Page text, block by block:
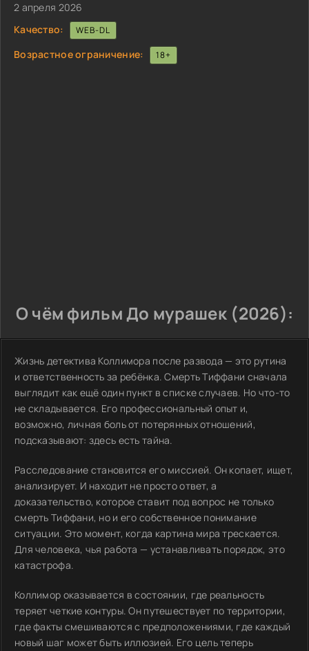
2 апреля 2026
Качество:
WEB-DL
Возрастное ограничение: 18+
О чём фильм До мурашек (2026):
Жизнь детектива Коллимора после развода — это рутина
и ответственность за ребёнка. Смерть Тиффани сначала
выглядит как ещё один пункт в списке случаев. Но что-то
не складывается. Его профессиональный опыт и,
возможно, личная боль от потерянных отношений,
подсказывают: здесь есть тайна.
Расследование становится его миссией. Он копает, ищет,
анализирует. И находит не просто ответ, а
доказательство, которое ставит под вопрос не только
смерть Тиффани, но и его собственное понимание
ситуации. Это момент, когда картина мира трескается.
Для человека, чья работа — устанавливать порядок, это
катастрофа.
Коллимор оказывается в состоянии, где реальность
теряет четкие контуры. Он путешествует по территории,
где факты смешиваются с предположениями, где каждый
новый шаг может быть иллюзией. Его цель теперь